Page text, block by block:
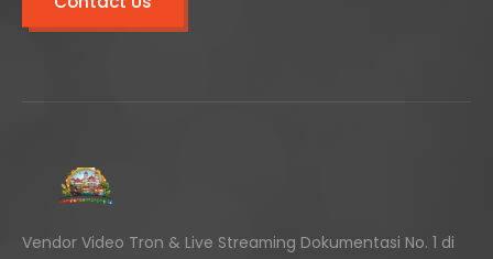
Vendor Video Tron & Live Streaming Dokumentasi No. 1 di